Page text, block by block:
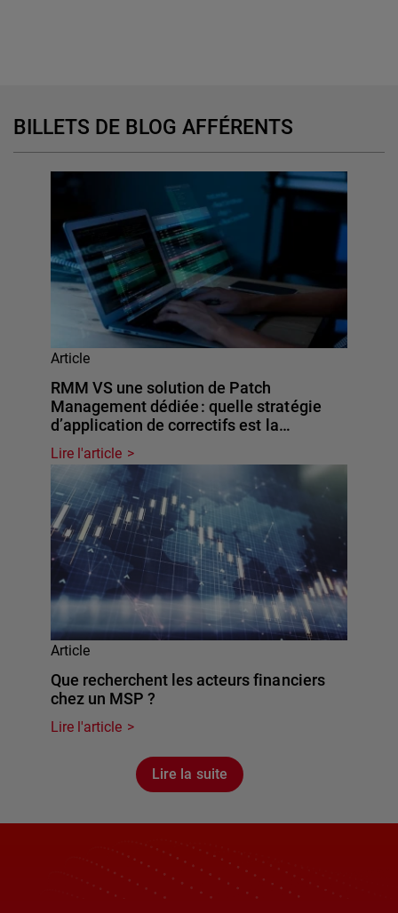
BILLETS DE BLOG AFFÉRENTS
Article
RMM VS une solution de Patch
Management dédiée : quelle stratégie
d’application de correctifs est la…
Lire l'article
Article
Que recherchent les acteurs financiers
chez un MSP ?
Lire l'article
Lire la suite